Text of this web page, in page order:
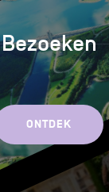
Bezoeken
ONTDEK